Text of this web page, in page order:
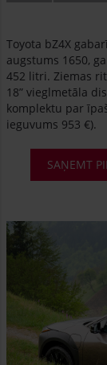
Toyota bZ4X
augstums 1650,
452 litri. Ziemas
18” vieglmetāla
komplektu par
ieguvums 953 €).
SAŅEMT